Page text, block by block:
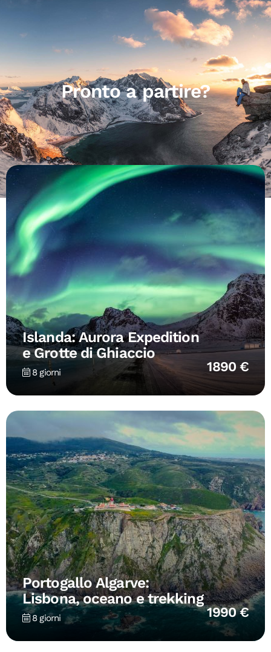
Pronto a partire?
Islanda: Aurora Expedition
e Grotte di Ghiaccio
8 giorni 1890 €
Portogallo Algarve:
Lisbona, oceano e trekking
8 giorni 1990 €